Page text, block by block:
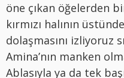
öne çıkan öğelerden
kırmızı halının
dolaşmasını izliyoruz
Amina’nın manken
Ablasıyla ya da tek